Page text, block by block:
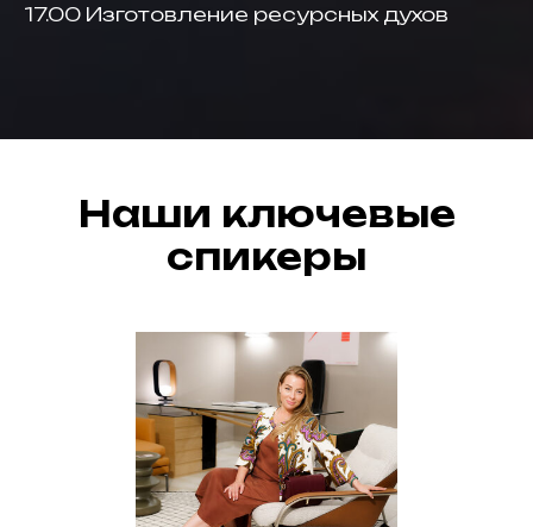
17.00 Изготовление ресурсных духов
Наши ключевые
спикеры